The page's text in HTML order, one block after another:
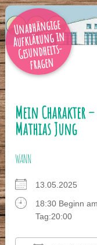
Unabhängige
Aufklärung in
Gesundheits-
fragen
Mein Charakter
Mathias Jung
WANN
13.05.2025
18:30 Beginn
Tag:20:00